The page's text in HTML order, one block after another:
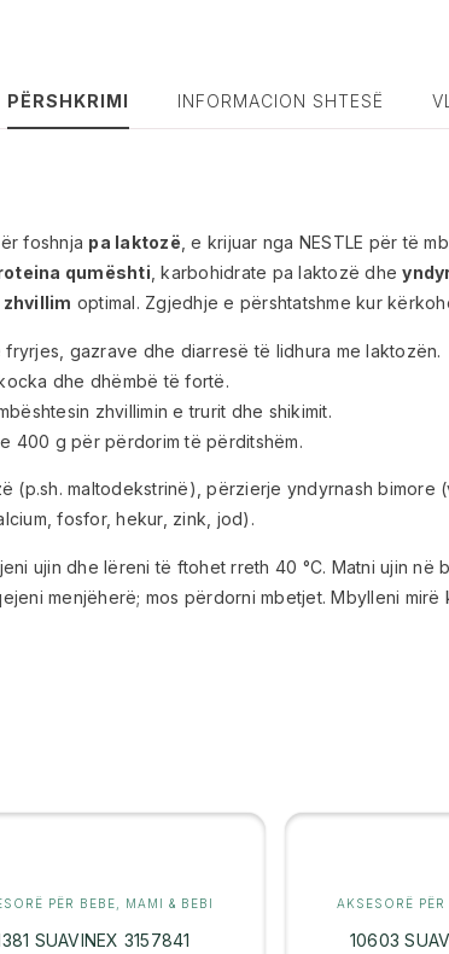
PËRSHKRIMI INFORMACION SHTESË
foshnja pa laktozë , e krijuar nga NESTLE për të
qumështi , karbohidrate pa laktozë dhe
optimal. Zgjedhje e përshtatshme kur
fryrjes, gazrave dhe diarresë të lidhura me laktozën.
dhe dhëmbë të fortë.
zhvillimin e trurit dhe shikimit.
400 g për përdorim të përditshëm.
(p.sh. maltodekstrinë), përzierje yndyrnash bimore
fosfor, hekur, zink, jod).
ujin dhe lëreni të ftohet rreth 40 °C. Matni ujin
menjëherë; mos përdorni mbetjet. Mbylleni
PËR BEBE MAMI & BEBI
SUAVINEX 3157841
AKSESORË PËR
10603